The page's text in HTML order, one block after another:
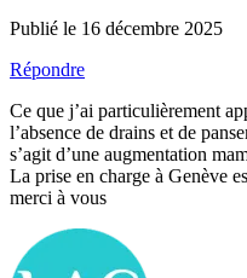
Publié le 16 décembre 2025
Répondre
Ce que j’ai particulièrement
l’absence de drains et de
s’agit d’une augmentation
La prise en charge à Genève
merci à vous